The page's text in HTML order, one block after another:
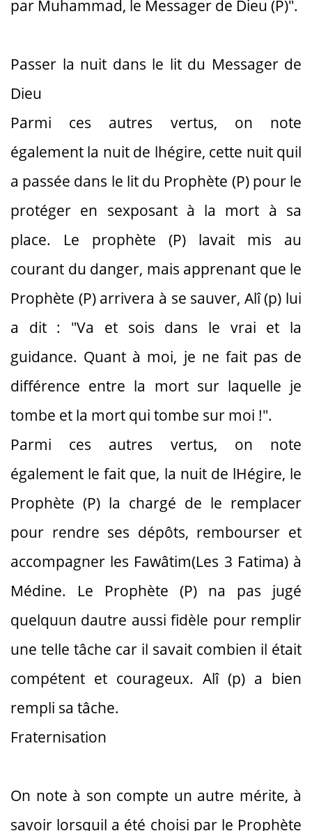
par Muhammad, le Messager de Dieu (P)".
Passer la nuit dans le lit du Messager de
Dieu
Parmi ces autres vertus, on note
également la nuit de lhégire, cette nuit quil
a passée dans le lit du Prophète (P) pour le
protéger en sexposant à la mort à sa
place. Le prophète (P) lavait mis au
courant du danger, mais apprenant que le
Prophète (P) arrivera à se sauver, Alî (p) lui
a dit : "Va et sois dans le vrai et la
guidance. Quant à moi, je ne fait pas de
différence entre la mort sur laquelle je
tombe et la mort qui tombe sur moi !".
Parmi ces autres vertus, on note
également le fait que, la nuit de lHégire, le
Prophète (P) la chargé de le remplacer
pour rendre ses dépôts, rembourser et
accompagner les Fawâtim(Les 3 Fatima) à
Médine. Le Prophète (P) na pas jugé
quelquun dautre aussi fidèle pour remplir
une telle tâche car il savait combien il était
compétent et courageux. Alî (p) a bien
rempli sa tâche.
Fraternisation
On note à son compte un autre mérite, à
savoir lorsquil a été choisi par le Prophète